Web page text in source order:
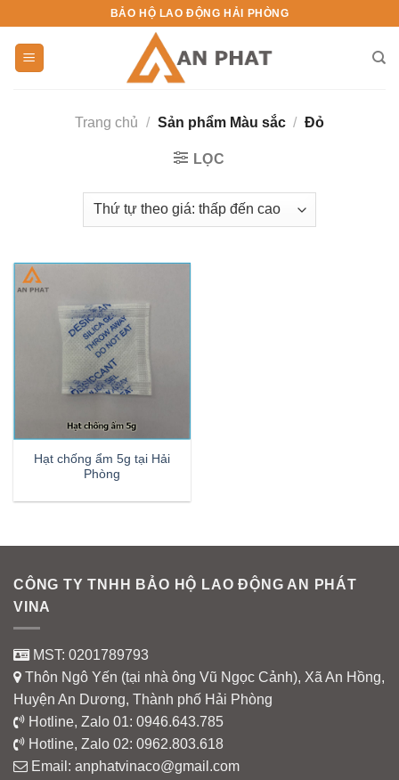
content
BẢO HỘ LAO ĐỘNG HẢI PHÒNG
Trang chủ / Sản phẩm Màu sắc / Đỏ
LỌC
Hạt chống ẩm 5g tại Hải
Phòng
CÔNG TY TNHH BẢO HỘ LAO ĐỘNG AN PHÁT
VINA
MST: 0201789793
Thôn Ngô Yến (tại nhà ông Vũ Ngọc Cảnh), Xã An Hồng,
Huyện An Dương, Thành phố Hải Phòng
Hotline, Zalo 01: 0946.643.785
Hotline, Zalo 02: 0962.803.618
Email: anphatvinaco@gmail.com